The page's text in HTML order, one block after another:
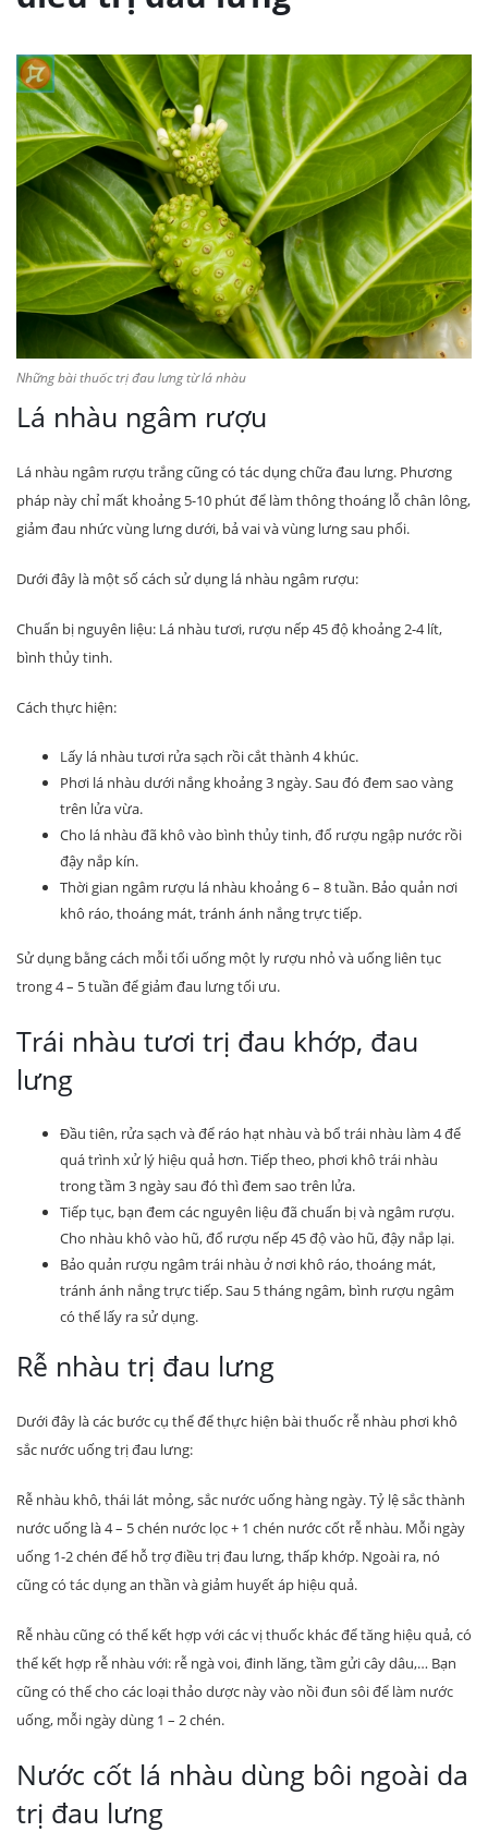
Những bài thuốc trị đau lưng từ lá nhàu
Lá nhàu ngâm rượu
Lá nhàu ngâm rượu trắng cũng có tác dụng chữa đau lưng. Phương
pháp này chỉ mất khoảng 5-10 phút để làm thông thoáng lỗ chân lông,
giảm đau nhức vùng lưng dưới, bả vai và vùng lưng sau phổi.
Dưới đây là một số cách sử dụng lá nhàu ngâm rượu:
Chuẩn bị nguyên liệu: Lá nhàu tươi, rượu nếp 45 độ khoảng 2-4 lít,
bình thủy tinh.
Cách thực hiện:
Lấy lá nhàu tươi rửa sạch rồi cắt thành 4 khúc.
Phơi lá nhàu dưới nắng khoảng 3 ngày. Sau đó đem sao vàng
trên lửa vừa.
Cho lá nhàu đã khô vào bình thủy tinh, đổ rượu ngập nước rồi
đậy nắp kín.
Thời gian ngâm rượu lá nhàu khoảng 6 – 8 tuần. Bảo quản nơi
khô ráo, thoáng mát, tránh ánh nắng trực tiếp.
Sử dụng bằng cách mỗi tối uống một ly rượu nhỏ và uống liên tục
trong 4 – 5 tuần để giảm đau lưng tối ưu.
Trái nhàu tươi trị đau khớp, đau
lưng
Đầu tiên, rửa sạch và để ráo hạt nhàu và bổ trái nhàu làm 4 để
quá trình xử lý hiệu quả hơn. Tiếp theo, phơi khô trái nhàu
trong tầm 3 ngày sau đó thì đem sao trên lửa.
Tiếp tục, bạn đem các nguyên liệu đã chuẩn bị và ngâm rượu.
Cho nhàu khô vào hũ, đổ rượu nếp 45 độ vào hũ, đậy nắp lại.
Bảo quản rượu ngâm trái nhàu ở nơi khô ráo, thoáng mát,
tránh ánh nắng trực tiếp. Sau 5 tháng ngâm, bình rượu ngâm
có thể lấy ra sử dụng.
Rễ nhàu trị đau lưng
Dưới đây là các bước cụ thể để thực hiện bài thuốc rễ nhàu phơi khô
sắc nước uống trị đau lưng:
Rễ nhàu khô, thái lát mỏng, sắc nước uống hàng ngày. Tỷ lệ sắc thành
nước uống là 4 – 5 chén nước lọc + 1 chén nước cốt rễ nhàu. Mỗi ngày
uống 1-2 chén để hỗ trợ điều trị đau lưng, thấp khớp. Ngoài ra, nó
cũng có tác dụng an thần và giảm huyết áp hiệu quả.
Rễ nhàu cũng có thể kết hợp với các vị thuốc khác để tăng hiệu quả, có
thể kết hợp rễ nhàu với: rễ ngà voi, đinh lăng, tầm gửi cây dâu,… Bạn
cũng có thể cho các loại thảo dược này vào nồi đun sôi để làm nước
uống, mỗi ngày dùng 1 – 2 chén.
Nước cốt lá nhàu dùng bôi ngoài da
trị đau lưng